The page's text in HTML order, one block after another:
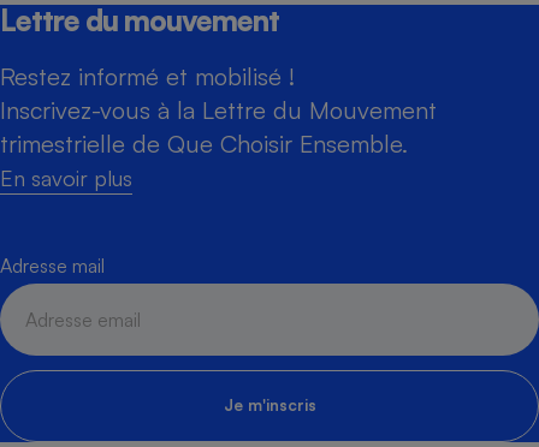
Lettre du mouvement
Restez informé et mobilisé !
Inscrivez-vous à la Lettre du Mouvement
trimestrielle de Que Choisir Ensemble.
En savoir plus
Adresse mail
Je m'inscris